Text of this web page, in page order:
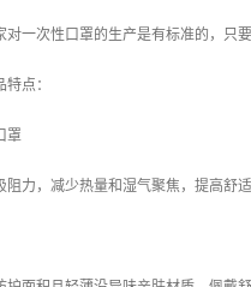
对一次性口罩的生产是有标准的，只
点：
罩
阻力，减少热量和湿气聚焦，提高舒适